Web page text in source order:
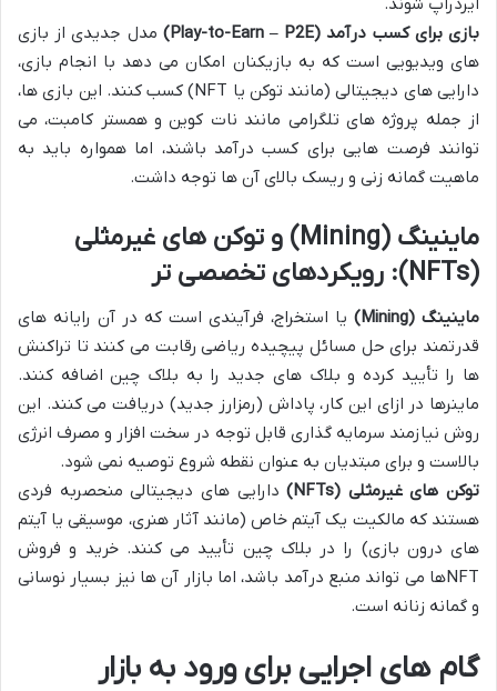
بازی برای کسب درآمد (Play-to-Earn – P2E)
مدل جدیدی از بازی
های ویدیویی است که به بازیکنان امکان می دهد با انجام بازی،
دارایی های دیجیتالی (مانند توکن یا NFT) کسب کنند. این بازی ها،
از جمله پروژه های تلگرامی مانند نات کوین و همستر کامبت، می
توانند فرصت هایی برای کسب درآمد باشند، اما همواره باید به
ماهیت گمانه زنی و ریسک بالای آن ها توجه داشت.
ماینینگ (Mining) و توکن های غیرمثلی
(NFTs): رویکردهای تخصصی تر
ماینینگ (Mining)
یا استخراج، فرآیندی است که در آن رایانه های
قدرتمند برای حل مسائل پیچیده ریاضی رقابت می کنند تا تراکنش
ها را تأیید کرده و بلاک های جدید را به بلاک چین اضافه کنند.
ماینرها در ازای این کار، پاداش (رمزارز جدید) دریافت می کنند. این
روش نیازمند سرمایه گذاری قابل توجه در سخت افزار و مصرف انرژی
بالاست و برای مبتدیان به عنوان نقطه شروع توصیه نمی شود.
توکن های غیرمثلی (NFTs)
دارایی های دیجیتالی منحصربه فردی
هستند که مالکیت یک آیتم خاص (مانند آثار هنری، موسیقی یا آیتم
های درون بازی) را در بلاک چین تأیید می کنند. خرید و فروش
NFTها می تواند منبع درآمد باشد، اما بازار آن ها نیز بسیار نوسانی
و گمانه زنانه است.
گام های اجرایی برای ورود به بازار